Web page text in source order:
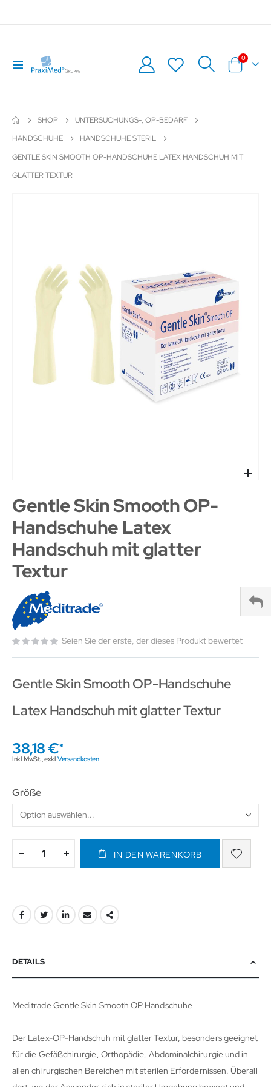
Navigation
umschalten
Warenkorb
0Artikel
SHOP
UNTERSUCHUNGS-, OP-BEDARF
HANDSCHUHE
HANDSCHUHE STERIL
GENTLE SKIN SMOOTH OP-HANDSCHUHE LATEX HANDSCHUH MIT
GLATTER TEXTUR
Gentle Skin Smooth OP-
Handschuhe Latex
Handschuh mit glatter
Textur
Seien Sie der erste, der dieses Produkt bewertet
Gentle Skin Smooth OP-Handschuhe
Latex Handschuh mit glatter Textur
38,18 €
Inkl. MwSt.,exkl.Versandkosten
Größe
IN DEN WARENKORB
DETAILS
Meditrade Gentle Skin Smooth OP Handschuhe
Der Latex-OP-Handschuh mit glatter Textur, besonders geeignet
für die Gefäßchirurgie, Orthopädie, Abdominalchirurgie und in
allen chirurgischen Bereichen mit sterilen Erfordernissen. Überall